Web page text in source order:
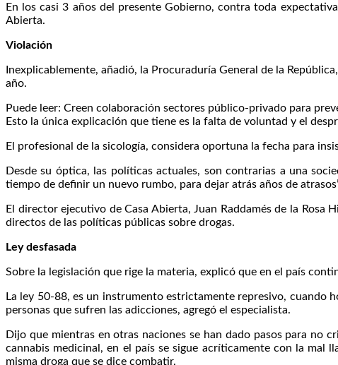
En los casi 3 años del presente Gobierno, contra toda
Abierta.
Violación
Inexplicablemente, añadió, la Procuraduría General de la
año.
Puede leer: Creen colaboración sectores público-privado para
Esto la única explicación que tiene es la falta de voluntad y el
El profesional de la sicología, considera oportuna la fecha para
Desde su óptica, las políticas actuales, son contrarias a una
tiempo de definir un nuevo rumbo, para dejar atrás años de
El director ejecutivo de Casa Abierta, Juan Raddamés de la Rosa
directos de las políticas públicas sobre drogas.
Ley desfasada
Sobre la legislación que rige la materia, explicó que en el país
La ley 50-88, es un instrumento estrictamente represivo, cuando
personas que sufren las adicciones, agregó el especialista.
Dijo que mientras en otras naciones se han dado pasos para no
cannabis medicinal, en el país se sigue acríticamente con la mal
misma droga que se dice combatir.